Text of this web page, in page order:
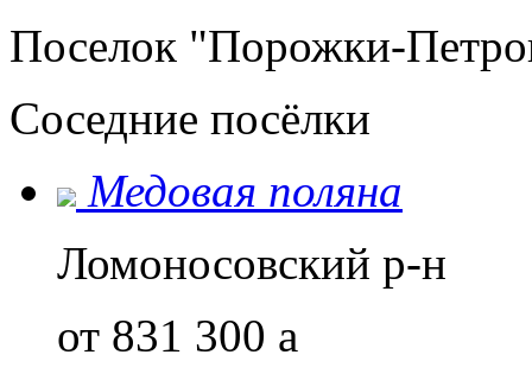
Поселок "Порожки-
Соседние посёлки
Медовая поляна
Ломоносовский р-н
от 831 300 a